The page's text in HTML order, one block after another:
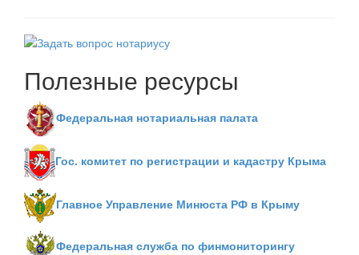
Полезные ресурсы
Федеральная нотариальная палата
Гос. комитет по регистрации и кадастру Крыма
Главное Управление Минюста РФ в Крыму
Федеральная служба по финмониторингу